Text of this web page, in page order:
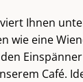
Ihnen
wie eine
Café.